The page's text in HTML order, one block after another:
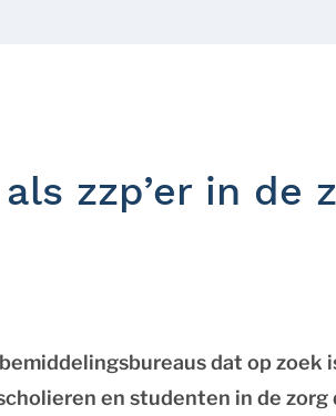
zzp’er in de
dat op zoek
en studenten in de zorg